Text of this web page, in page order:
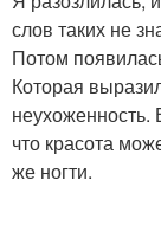
слов таких не
Потом
Которая
неухоженность.
что красота
же ногти.